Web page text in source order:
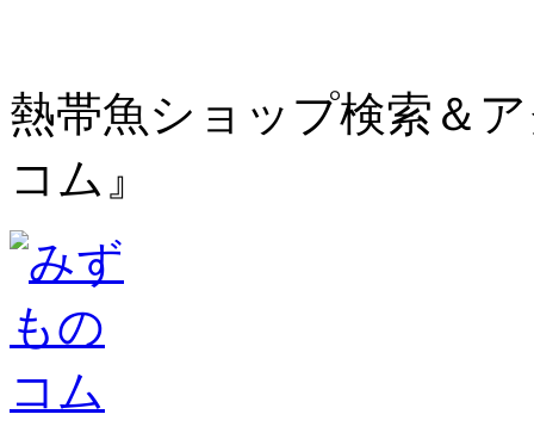
熱帯魚ショップ検索＆
コム』